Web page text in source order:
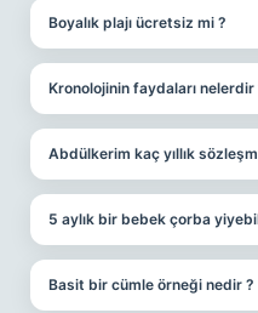
Boyalık plajı ücretsiz mi ?
Kronolojinin faydaları nelerdir
Abdülkerim kaç yıllık
5 aylık bir bebek çorba
Basit bir cümle örneği nedir ?